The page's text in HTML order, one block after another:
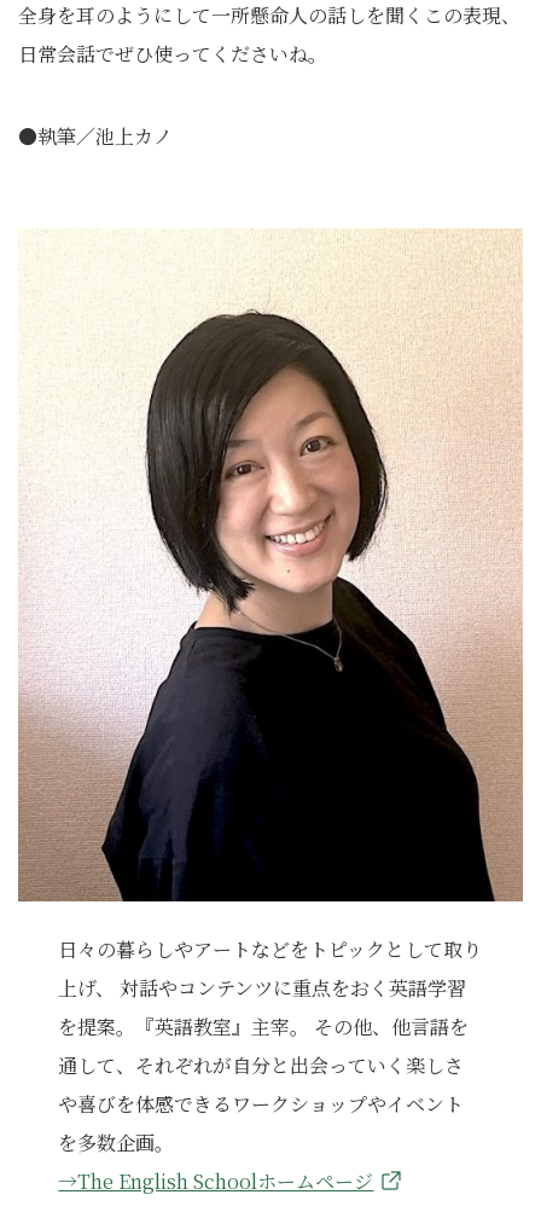
全身を耳のようにして一所懸命人の話しを聞くこの表現、
日常会話でぜひ使ってくださいね。
●執筆／池上カノ
日々の暮らしやアートなどをトピックとして取り
上げ、 対話やコンテンツに重点をおく英語学習
を提案。『英語教室』主宰。 その他、他言語を
通して、それぞれが自分と出会っていく楽しさ
や喜びを体感できるワークショップやイベント
を多数企画。
→The English Schoolホームページ